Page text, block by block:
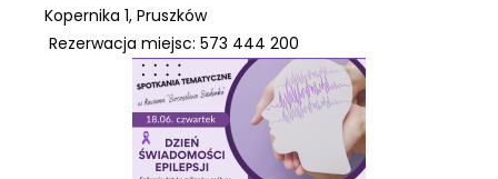
Kopernika 1, Pruszków
Rezerwacja miejsc: 573 444 200